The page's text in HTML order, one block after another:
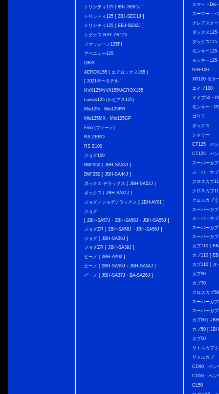
トリシティ125 [ 8BJ-SEK1J ]
トリシティ125 [ 2BJ-SEC1J ]
トリシティ125 [ EBJ-SE82J ]
シグナス RAY ZR125
ファッシーノ125FI
アベニュー125
QBIX
AEROX155 ( エアロックス155 )
[ 2021年〜モデル ]
NVX125/NVX155/AEROX155
Luvias125 (ルビアス125)
Mio125i・Mio125RR
Mio125MX・Mio125GP
Fino (フィーノ)
RS ZERO
RS Z100
ジョグ100
BW'S50 [ JBH-SA53J ]
BW'S50 [ JBH-SA44J ]
ボックス デラックス [ JBH-SA52J ]
ボックス [ JBH-SA31J ]
ジョグ／ジョグデラックス [ 2BH-AY01 ]
ジョグ
[ 2BH-SA57J・2BH-SA58J・JBH-SA55J ]
ジョグZR [ 2BH-SA58J・JBH-SA56J ]
ジョグ [ JBH-SA36J ]
ジョグZR [ JBH-SA39J ]
ビーノ [ 2BH-AY02 ]
ビーノ [ 2BH-SA59J・JBH-SA54J ]
ビーノ [ JBH-SA37J・BA-SA26J ]
スマートDio
ズーマー・
クレアスク
ダックス
ダックス
モンキー
モンキー125
NSF100
XR100 モタ
エイプ100
エイプ50・
モンキー・
ゴリラ
ダックス
シャリー
CT125・ハ
CT125・ハ
スーパーカ
スーパーカ
クロスカブ
クロスカブ
クロスカブ [
スーパーカ
スーパーカ
スーパーカ
スーパーカ
カブ110 [
カブ110 [
カブ110 [ タ
カブ90
カブ70
クロスカブ
スーパーカ
スーパーカ
カブ50 [
カブ50 [
カブ50
リトルカブ
リトルカブ
CD90・ベン
CD50・ベン
CL50